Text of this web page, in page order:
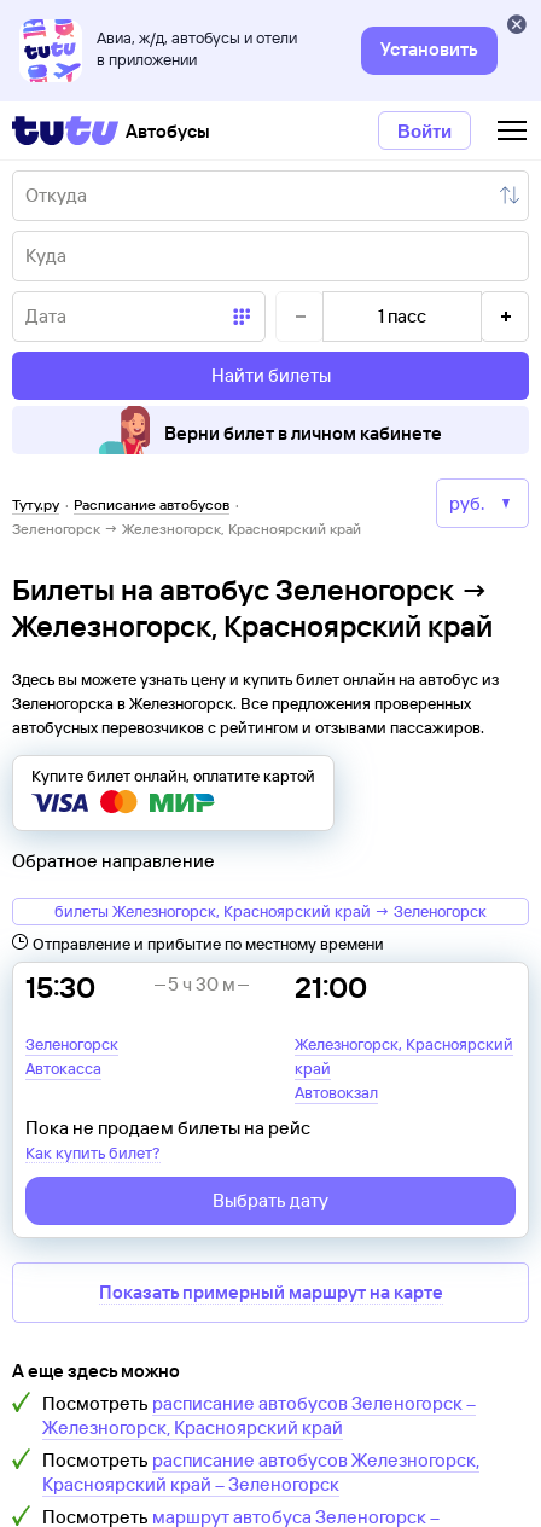
Авиа, ж/д, автобусы и отели
в приложении
Установить
Автобусы Войти
1 пасс
Найти билеты
Верни билет в личном кабинете
Туту.ру · Расписание автобусов ·
Зеленогорск → Железногорск, Красноярский край
Билеты на автобус Зеленогорск →
Железногорск, Красноярский край
Здесь вы можете узнать цену и купить билет онлайн на автобус из
ЗеленогорскавЖелезногорск. Все предложения проверенных
автобусных перевозчиков с рейтингом и отзывами пассажиров.
Купите билет онлайн, оплатите картой
Обратное направление
билеты Железногорск, Красноярский край → Зеленогорск
Отправление и прибытие по местному времени
15:30
Зеленогорск
Автокасса
21:00
Железногорск, Красноярский
край
Автовокзал
5 ч 30 м
Пока не продаем билеты на рейс
Как купить билет?
Выбрать дату
Показать примерный маршрут на карте
А еще здесь можно
Посмотреть расписание автобусовЗеленогорск–
Железногорск, Красноярский край
Посмотреть расписание автобусовЖелезногорск,
Красноярский край –Зеленогорск
Посмотреть маршрут автобуса Зеленогорск–